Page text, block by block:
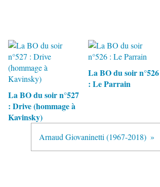
La BO du soir n°527
: Drive (hommage à
Kavinsky)
La BO du soir n°526
: Le Parrain
Arnaud Giovaninetti (1967-2018)